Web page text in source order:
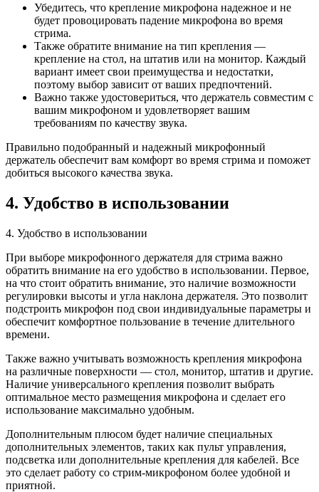
Убедитесь, что крепление микрофона надежное и не
будет провоцировать падение микрофона во время
стрима.
Также обратите внимание на тип крепления —
крепление на стол, на штатив или на монитор. Каждый
вариант имеет свои преимущества и недостатки,
поэтому выбор зависит от ваших предпочтений.
Важно также удостовериться, что держатель совместим с
вашим микрофоном и удовлетворяет вашим
требованиям по качеству звука.
Правильно подобранный и надежный микрофонный
держатель обеспечит вам комфорт во время стрима и поможет
добиться высокого качества звука.
4. Удобство в использовании
4. Удобство в использовании
При выборе микрофонного держателя для стрима важно
обратить внимание на его удобство в использовании. Первое,
на что стоит обратить внимание, это наличие возможности
регулировки высоты и угла наклона держателя. Это позволит
подстроить микрофон под свои индивидуальные параметры и
обеспечит комфортное пользование в течение длительного
времени.
Также важно учитывать возможность крепления микрофона
на различные поверхности — стол, монитор, штатив и другие.
Наличие универсального крепления позволит выбрать
оптимальное место размещения микрофона и сделает его
использование максимально удобным.
Дополнительным плюсом будет наличие специальных
дополнительных элементов, таких как пульт управления,
подсветка или дополнительные крепления для кабелей. Все
это сделает работу со стрим-микрофоном более удобной и
приятной.